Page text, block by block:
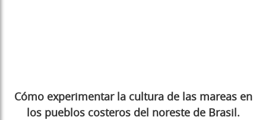
Cómo experimentar la cultura de las mareas en
los pueblos costeros del noreste de Brasil.